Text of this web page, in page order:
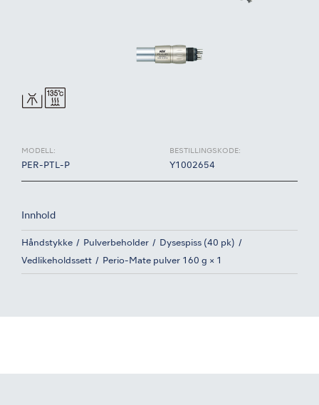
MODELL:
PER-PTL-P
BESTILLINGSKODE:
Y1002654
Innhold
Håndstykke Pulverbeholder Dysespiss (40 pk)
Vedlikeholdssett Perio-Mate pulver 160 g × 1